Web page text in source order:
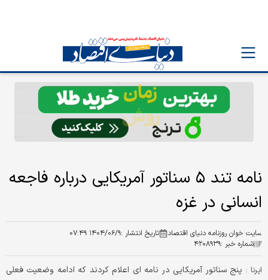
نامه تند ۵ سناتور آمریکایی درباره فاجعه
انسانی در غزه
سایت خوان روزنامه دنیای اقتصاد تاریخ انتشار :۱۴۰۴/۰۶/۹ ۰۷:۴۹
شماره خبر :۴۲۰۸۹۳۹
ایرنا : پنج سناتور آمریکایی در نامه ای اعلام کردند که ادامه وضعیت فعلی